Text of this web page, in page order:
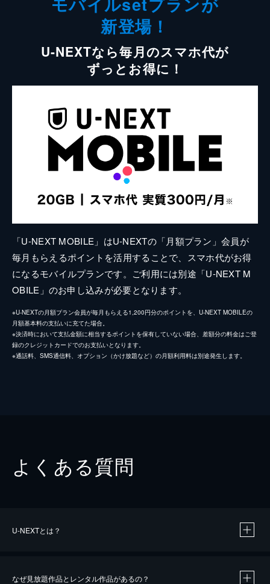
新登場！
U-NEXTなら毎月のスマホ代が
ずっとお得に！
「U-NEXT MOBILE」はU-NEXTの「月額プラン」会員が
毎月もらえるポイントを活用することで、スマホ代がお得
になるモバイルプランです。ご利用には別途「U-NEXT M
OBILE」のお申し込みが必要となります。
※U-NEXTの月額プラン会員が毎月もらえる1,200円分のポイントを、U-NEXT MOBILEの
月額基本料の支払いに充てた場合。
※決済時において支払金額に相当するポイントを保有していない場合、差額分の料金はご登
録のクレジットカードでのお支払いとなります。
※通話料、SMS通信料、オプション（かけ放題など）の月額利用料は別途発生します。
よくある質問
U-NEXTとは？
なぜ見放題作品とレンタル作品があるの？